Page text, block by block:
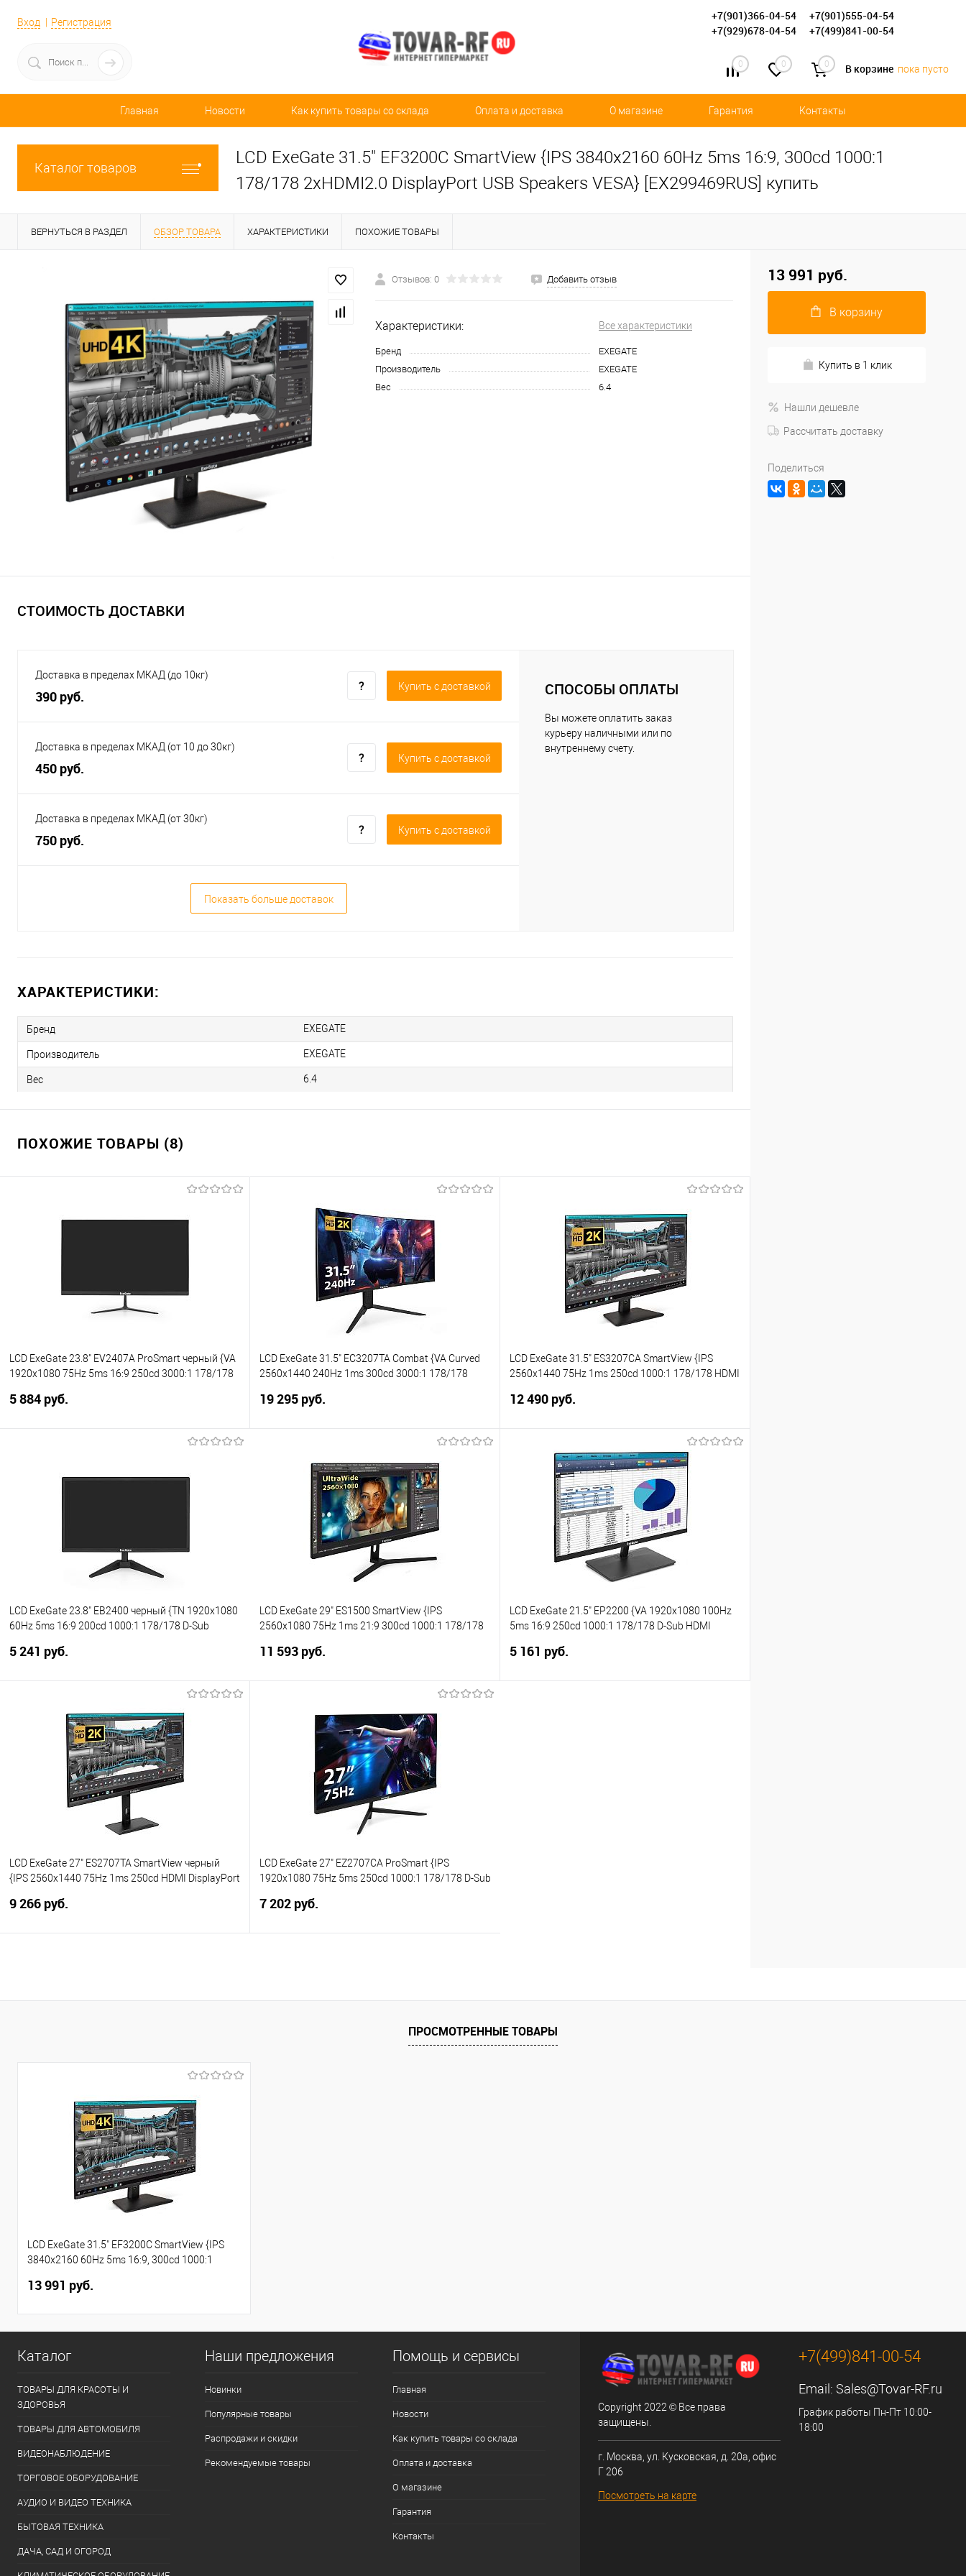
Вход Регистрация +7(901)366-04-54
+7(901)555-04-54
+7(929)678-04-54
+7(499)841-00-54
0 0 0 В корзине пока пусто
Главная Новости Как купить товары со склада Оплата и доставка О магазине Гарантия Контакты
Каталог товаров
LCD ExeGate 31.5" EF3200C SmartView {IPS 3840x2160 60Hz 5ms 16:9, 300cd 1000:1
178/178 2xHDMI2.0 DisplayPort USB Speakers VESA} [EX299469RUS] купить
ВЕРНУТЬСЯ В РАЗДЕЛ ОБЗОР ТОВАРА ХАРАКТЕРИСТИКИ ПОХОЖИЕ ТОВАРЫ
Отзывов: 0 Добавить отзыв
Характеристики: Все характеристики
Бренд
EXEGATE
Производитель
EXEGATE
Вес
6.4
СТОИМОСТЬ ДОСТАВКИ
Доставка в пределах МКАД (до 10кг)
390 руб.
Купить c доставкой
Доставка в пределах МКАД (от 10 до 30кг)
450 руб.
Купить c доставкой
Доставка в пределах МКАД (от 30кг)
750 руб.
Купить c доставкой
Показать больше доставок
СПОСОБЫ ОПЛАТЫ
Вы можете оплатить заказ
курьеру наличными или по
внутреннему счету.
ХАРАКТЕРИСТИКИ:
Бренд EXEGATE
Производитель EXEGATE
Вес 6.4
ПОХОЖИЕ ТОВАРЫ (8)
LCD ExeGate 23.8" EV2407A ProSmart черный {VA
1920x1080 75Hz 5ms 16:9 250cd 3000:1 178/178
VESA регулировка наклона} [EX294344RUS]
5 884 руб.
LCD ExeGate 31.5" EC3207TA Combat {VA Curved
2560x1440 240Hz 1ms 300cd 3000:1 178/178
[EX297503RUS]
19 295 руб.
Купить в 1 клик
Сравнение
В избранное
LCD ExeGate 31.5" ES3207CA SmartView {IPS
2560x1440 75Hz 1ms 250cd 1000:1 178/178 HDMI
12 490 руб.
В корзину
Купить в 1 клик
Сравнение
В избранное
LCD ExeGate 23.8" EB2400 черный {TN 1920x1080
60Hz 5ms 16:9 200cd 1000:1 178/178 D-Sub
[EX294424RUS]
5 241 руб.
В корзину
Купить в 1 клик
Сравнение
В избранное
LCD ExeGate 29" ES1500 SmartView {IPS
2560x1080 75Hz 1ms 21:9 300cd 1000:1 178/178
11 593 руб.
В корзину
Купить в 1 клик
Сравнение
В избранное
LCD ExeGate 21.5" EP2200 {VA 1920x1080 100Hz
5ms 16:9 250cd 1000:1 178/178 D-Sub HDMI
5 161 руб.
LCD ExeGate 27" ES2707TA SmartView черный
{IPS 2560x1440 75Hz 1ms 250cd HDMI DisplayPort
9 266 руб.
Купить в 1 клик
Сравнение
LCD ExeGate 27" EZ2707CA ProSmart {IPS
1920x1080 75Hz 5ms 250cd 1000:1 178/178 D-Sub
7 202 руб.
Купить в 1 клик
Сравнение
13 991 руб.
В корзину
Купить в 1 клик
Нашли дешевле
Рассчитать доставку
Поделиться
ПРОСМОТРЕННЫЕ ТОВАРЫ
LCD ExeGate 31.5" EF3200C SmartView {IPS
3840x2160 60Hz 5ms 16:9, 300cd 1000:1
VESA} [EX299469RUS]
13 991 руб.
Каталог
ТОВАРЫ ДЛЯ КРАСОТЫ И
ЗДОРОВЬЯ
ТОВАРЫ ДЛЯ АВТОМОБИЛЯ
ВИДЕОНАБЛЮДЕНИЕ
ТОРГОВОЕ ОБОРУДОВАНИЕ
АУДИО И ВИДЕО ТЕХНИКА
БЫТОВАЯ ТЕХНИКА
ДАЧА, САД И ОГОРОД
Наши предложения
Новинки
Популярные товары
Распродажи и скидки
Рекомендуемые товары
Помощь и сервисы
Главная
Новости
Как купить товары со склада
Оплата и доставка
О магазине
Гарантия
Контакты
Copyright 2022 © Все права
защищены.
г. Москва, ул. Кусковская, д. 20а, офис
Г 206
Посмотреть на карте
+7(499)841-00-54
Email: Sales@Tovar-RF.ru
График работы Пн-Пт 10:00-
18:00